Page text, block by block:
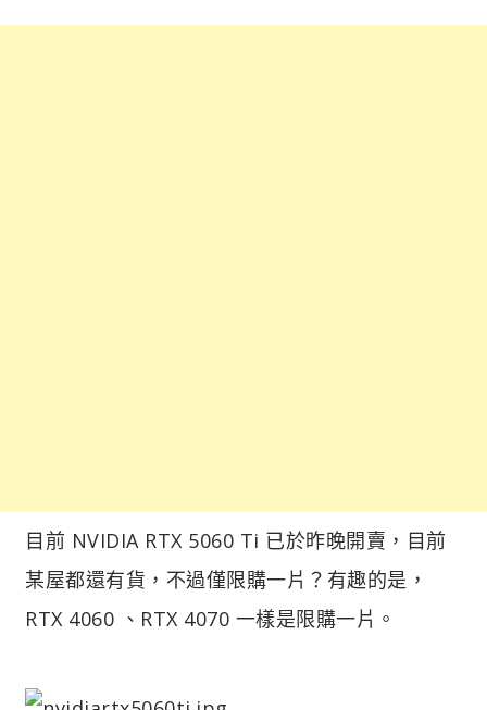
目前 NVIDIA RTX 5060 Ti 已於昨晚開賣，目前
某屋都還有貨，不過僅限購一片？有趣的是，
RTX 4060 、RTX 4070 一樣是限購一片。